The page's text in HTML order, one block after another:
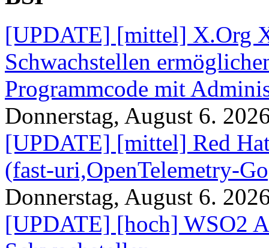
[UPDATE] [mittel] X.Org
Schwachstellen
Programmcode mit
Donnerstag, August 6.
[UPDATE] [mittel] Red
(fast-uri,OpenTelemetry-
Donnerstag, August 6.
[UPDATE] [hoch] WSO2